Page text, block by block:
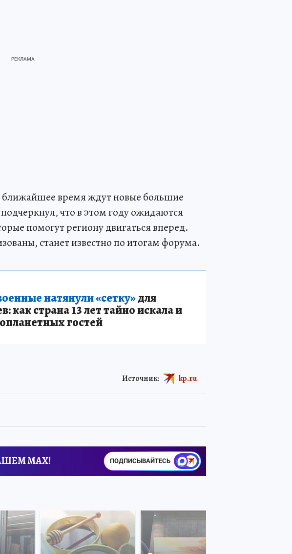
ближайшее время ждут новые большие
что в этом году ожидаются
помогут региону двигаться вперед.
станет известно по итогам форума.
натянули «сетку»для
как страна 13 лет тайно искала и
гостей
Источник: kp.ru
MAX! ПОДПИСЫВАЙТЕСЬ